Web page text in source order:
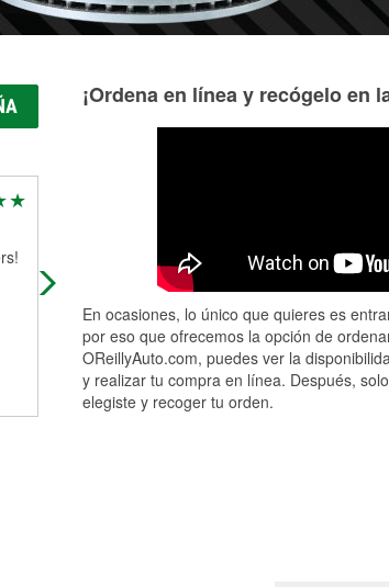
The guy, Waylon, that works here,
honestly the most helpful person ive
pinch. Sat there for 40 min after...
Read More
¡Ordena en línea y recógelo en
En ocasiones, lo único que quieres es
por eso que ofrecemos la opción de
OReillyAuto.com, puedes ver la
y realizar tu compra en línea. Después,
elegiste y recoger tu orden.